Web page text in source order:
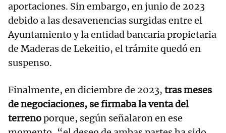
aportaciones. Sin embargo, en junio de 2023
debido a las desavenencias surgidas entre el
Ayuntamiento y la entidad bancaria propietaria
de Maderas de Lekeitio, el trámite quedó en
suspenso.
Finalmente, en diciembre de 2023, tras meses
de negociaciones, se firmaba la venta del
terrenoporque, según señalaron en ese